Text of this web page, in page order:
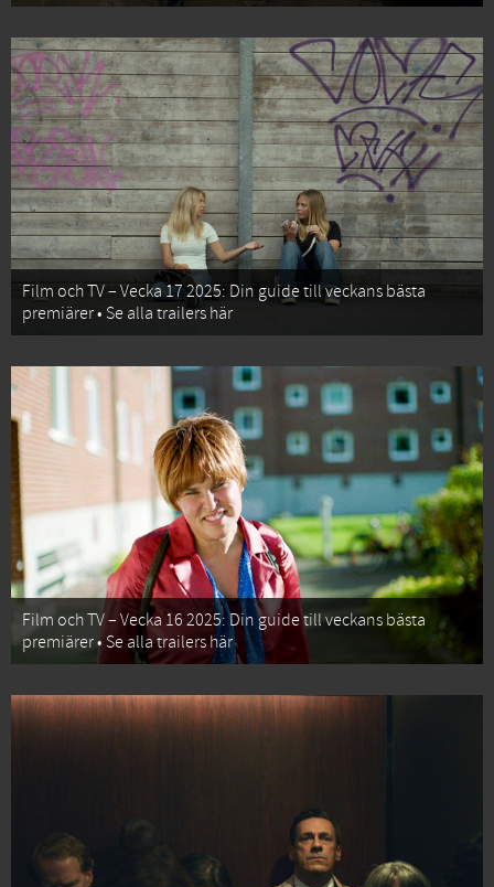
Film och TV – Vecka 17 2025: Din guide till veckans bästa
premiärer • Se alla trailers här
Film och TV – Vecka 16 2025: Din guide till veckans bästa
premiärer • Se alla trailers här